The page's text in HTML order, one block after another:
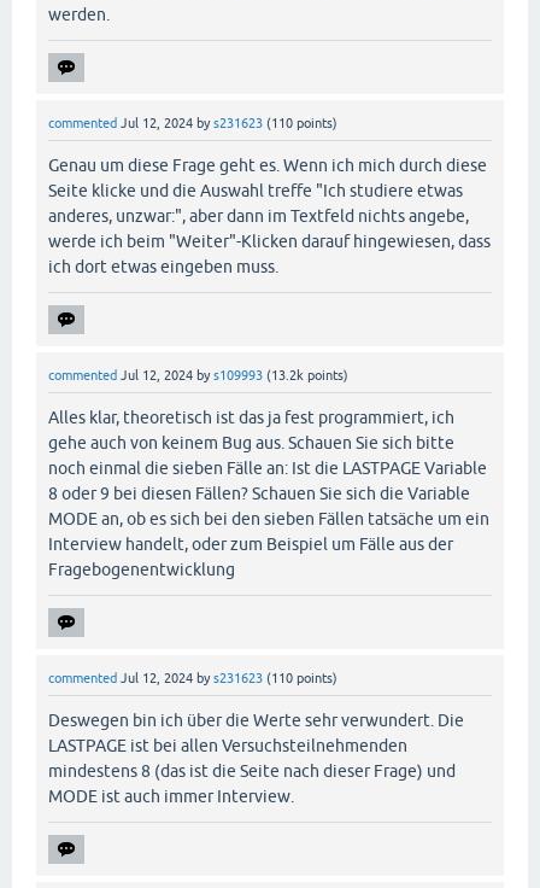
werden.
commented Jul 12, 2024 bys231623 (110 points)
Genau um diese Frage geht es. Wenn ich mich durch diese
Seite klicke und die Auswahl treffe "Ich studiere etwas
anderes, unzwar:", aber dann im Textfeld nichts angebe,
werde ich beim "Weiter"-Klicken darauf hingewiesen, dass
ich dort etwas eingeben muss.
commented Jul 12, 2024 bys109993 (13.2k points)
Alles klar, theoretisch ist das ja fest programmiert, ich
gehe auch von keinem Bug aus. Schauen Sie sich bitte
noch einmal die sieben Fälle an: Ist die LASTPAGE Variable
8 oder 9 bei diesen Fällen? Schauen Sie sich die Variable
MODE an, ob es sich bei den sieben Fällen tatsäche um ein
Interview handelt, oder zum Beispiel um Fälle aus der
Fragebogenentwicklung
commented Jul 12, 2024 bys231623 (110 points)
Deswegen bin ich über die Werte sehr verwundert. Die
LASTPAGE ist bei allen Versuchsteilnehmenden
mindestens 8 (das ist die Seite nach dieser Frage) und
MODE ist auch immer Interview.